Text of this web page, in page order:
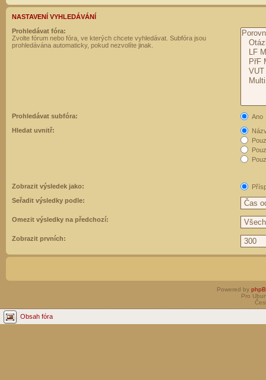
NASTAVENÍ VYHLEDÁVÁNÍ
Prohledávat fóra:
Zvolte fórum nebo fóra, ve kterých chcete vyhledávat. Subfóra jsou
prohledávána automaticky, pokud nezvolíte jinak.
Prohledávat subfóra:
Ano
Hledat uvnitř:
Zobrazit výsledek jako:
Seřadit výsledky podle:
Omezit výsledky na předchozí:
Zobrazit prvních:
Powered by
Pro
Obsah fóra